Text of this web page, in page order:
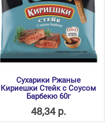
Сухарики Ржаные
Кириешки Стейк с Соусом
Барбекю 60г
48,34 р.